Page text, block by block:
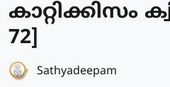
കാറ്റിക്കിസം
72]
Sathyadeepam